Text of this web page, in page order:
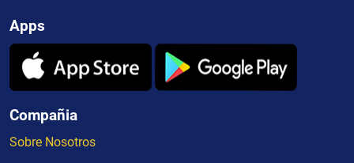
Apps
Compañia
Sobre Nosotros